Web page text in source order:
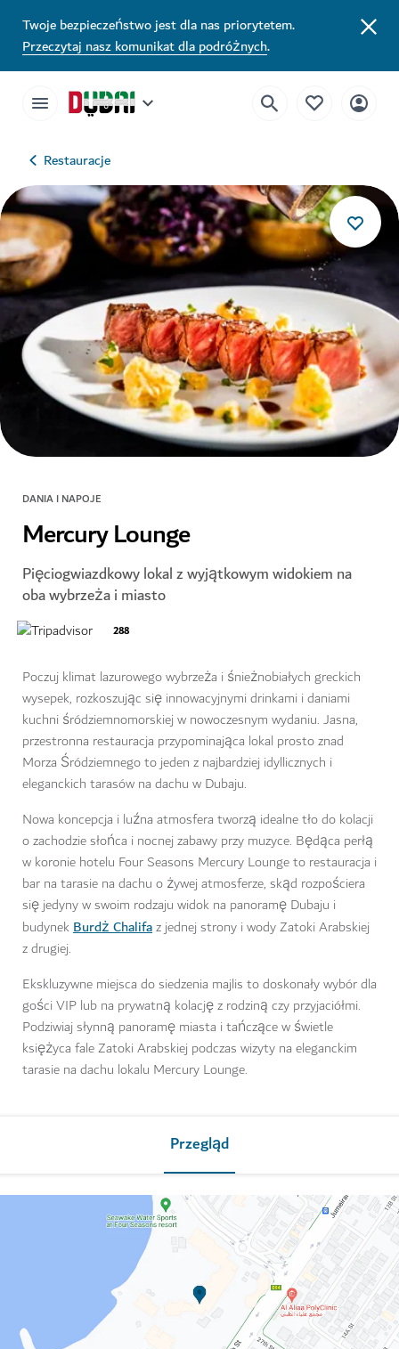
Twoje bezpieczeństwo jest dla nas priorytetem.
Przeczytaj nasz komunikat dla podróżnych.
Restauracje
DANIA I NAPOJE
Mercury Lounge
Pięciogwiazdkowy lokal z wyjątkowym widokiem na
oba wybrzeża i miasto
288
Poczuj klimat lazurowego wybrzeża i śnieżnobiałych greckich
wysepek, rozkoszując się innowacyjnymi drinkami i daniami
kuchni śródziemnomorskiej w nowoczesnym wydaniu. Jasna,
przestronna restauracja przypominająca lokal prosto znad
Morza Śródziemnego to jeden z najbardziej idyllicznych i
eleganckich tarasów na dachu w Dubaju.
Nowa koncepcja i luźna atmosfera tworzą idealne tło do kolacji
o zachodzie słońca i nocnej zabawy przy muzyce. Będąca perłą
w koronie hotelu Four Seasons Mercury Lounge to restauracja i
bar na tarasie na dachu o żywej atmosferze, skąd rozpościera
się jedyny w swoim rodzaju widok na panoramę Dubaju i
budynekBurdż Chalifaz jednej strony i wody Zatoki Arabskiej
z drugiej.
Ekskluzywne miejsca do siedzenia majlis to doskonały wybór dla
gości VIP lub na prywatną kolację z rodziną czy przyjaciółmi.
Podziwiaj słynną panoramę miasta i tańczące w świetle
księżyca fale Zatoki Arabskiej podczas wizyty na eleganckim
tarasie na dachu lokalu Mercury Lounge.
Przegląd